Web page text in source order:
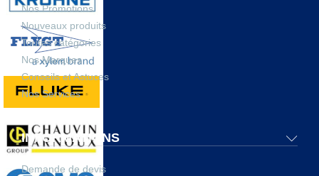
Nos Promotions
Nouveaux produits
Toutes catégories
Nos Marques
Conseils et Astuces
Nos Services
INFORMATIONS
Demande de devis